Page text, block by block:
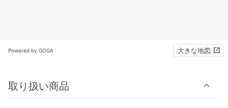
Powered by GOGA 大きな地図
取り扱い商品